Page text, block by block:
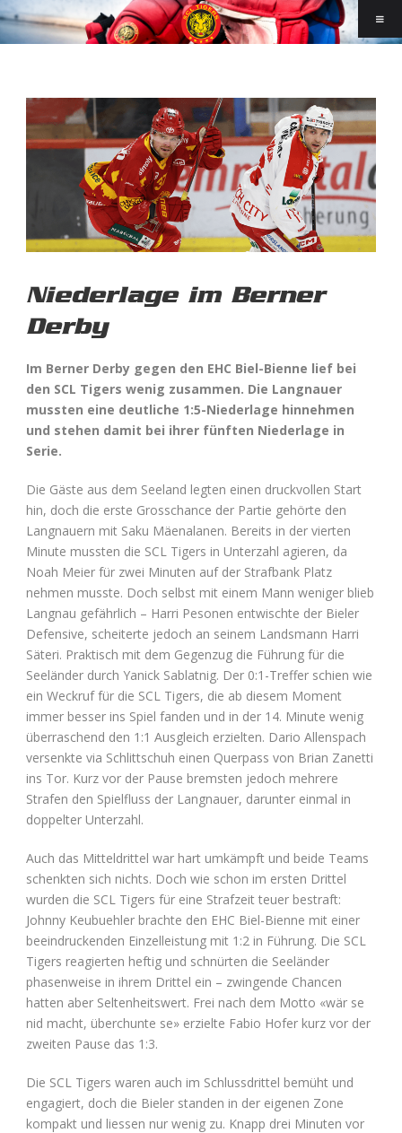
Niederlage im Berner
Derby
Im Berner Derby gegen den EHC Biel-Bienne lief bei
den SCL Tigers wenig zusammen. Die Langnauer
mussten eine deutliche 1:5-Niederlage hinnehmen
und stehen damit bei ihrer fünften Niederlage in
Serie.
Die Gäste aus dem Seeland legten einen druckvollen Start
hin, doch die erste Grosschance der Partie gehörte den
Langnauern mit Saku Mäenalanen. Bereits in der vierten
Minute mussten die SCL Tigers in Unterzahl agieren, da
Noah Meier für zwei Minuten auf der Strafbank Platz
nehmen musste. Doch selbst mit einem Mann weniger blieb
Langnau gefährlich – Harri Pesonen entwischte der Bieler
Defensive, scheiterte jedoch an seinem Landsmann Harri
Säteri. Praktisch mit dem Gegenzug die Führung für die
Seeländer durch Yanick Sablatnig. Der 0:1-Treffer schien wie
ein Weckruf für die SCL Tigers, die ab diesem Moment
immer besser ins Spiel fanden und in der 14. Minute wenig
überraschend den 1:1 Ausgleich erzielten. Dario Allenspach
versenkte via Schlittschuh einen Querpass von Brian Zanetti
ins Tor. Kurz vor der Pause bremsten jedoch mehrere
Strafen den Spielfluss der Langnauer, darunter einmal in
doppelter Unterzahl.
Auch das Mitteldrittel war hart umkämpft und beide Teams
schenkten sich nichts. Doch wie schon im ersten Drittel
wurden die SCL Tigers für eine Strafzeit teuer bestraft:
Johnny Keubuehler brachte den EHC Biel-Bienne mit einer
beeindruckenden Einzelleistung mit 1:2 in Führung. Die SCL
Tigers reagierten heftig und schnürten die Seeländer
phasenweise in ihrem Drittel ein – zwingende Chancen
hatten aber Seltenheitswert. Frei nach dem Motto «wär se
nid macht, überchunte se» erzielte Fabio Hofer kurz vor der
zweiten Pause das 1:3.
Die SCL Tigers waren auch im Schlussdrittel bemüht und
engagiert, doch die Bieler standen in der eigenen Zone
kompakt und liessen nur wenig zu. Knapp drei Minuten vor